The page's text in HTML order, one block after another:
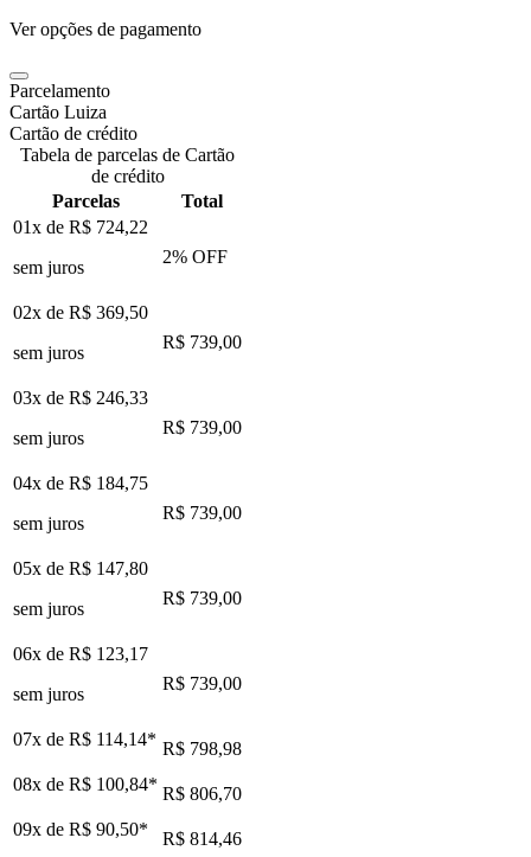
Ver opções de pagamento
Parcelamento
Cartão Luiza
Cartão de crédito
Tabela de parcelas de Cartão
de crédito
Parcelas
Total
01x de R$ 724,22
sem juros
2% OFF
02x de R$ 369,50
sem juros
R$ 739,00
03x de R$ 246,33
sem juros
R$ 739,00
04x de R$ 184,75
sem juros
R$ 739,00
05x de R$ 147,80
sem juros
R$ 739,00
06x de R$ 123,17
sem juros
R$ 739,00
07x de R$ 114,14* R$ 798,98
08x de R$ 100,84* R$ 806,70
09x de R$ 90,50*
R$ 814,46